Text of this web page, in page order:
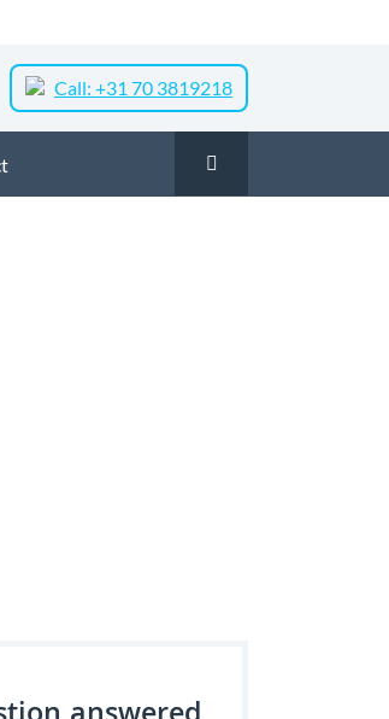
Call: +31 70 3819218